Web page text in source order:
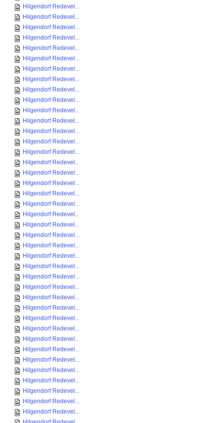
Hilgendorf Redevel...
Hilgendorf Redevel...
Hilgendorf Redevel...
Hilgendorf Redevel...
Hilgendorf Redevel...
Hilgendorf Redevel...
Hilgendorf Redevel...
Hilgendorf Redevel...
Hilgendorf Redevel...
Hilgendorf Redevel...
Hilgendorf Redevel...
Hilgendorf Redevel...
Hilgendorf Redevel...
Hilgendorf Redevel...
Hilgendorf Redevel...
Hilgendorf Redevel...
Hilgendorf Redevel...
Hilgendorf Redevel...
Hilgendorf Redevel...
Hilgendorf Redevel...
Hilgendorf Redevel...
Hilgendorf Redevel...
Hilgendorf Redevel...
Hilgendorf Redevel...
Hilgendorf Redevel...
Hilgendorf Redevel...
Hilgendorf Redevel...
Hilgendorf Redevel...
Hilgendorf Redevel...
Hilgendorf Redevel...
Hilgendorf Redevel...
Hilgendorf Redevel...
Hilgendorf Redevel...
Hilgendorf Redevel...
Hilgendorf Redevel...
Hilgendorf Redevel...
Hilgendorf Redevel...
Hilgendorf Redevel...
Hilgendorf Redevel...
Hilgendorf Redevel...